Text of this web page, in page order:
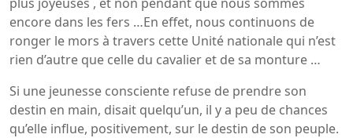
encore dans les fers …En effet, nous continuons de
ronger le mors à travers cette Unité nationale qui n’est
rien d’autre que celle du cavalier et de sa monture …
Si une jeunesse consciente refuse de prendre son
destin en main, disait quelqu’un, il y a peu de chances
qu’elle influe, positivement, sur le destin de son peuple.